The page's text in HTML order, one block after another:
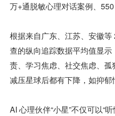
万+通脱敏心理对话案例、550
根据来自广东、江苏、安徽
查的纵向追踪数据平均值显
责、学习焦虑、社交焦虑、
减压星球后都有下降，如抑郁
AI 心理伙伴“小星”不仅可以“